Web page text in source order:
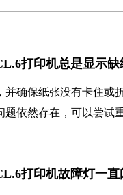
打印机总是显示缺
确保纸张没有卡住或
依然存在，可以尝试
打印机故障灯一